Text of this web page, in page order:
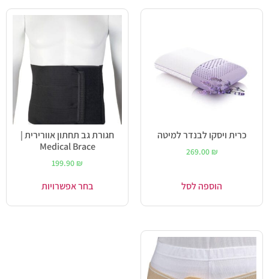
כרית ויסקו לבנדר למיטה
269.00 ₪
הוספה לסל
חגורת גב תחתון אוורירית |
Medical Brace
199.90 ₪
בחר אפשרויות